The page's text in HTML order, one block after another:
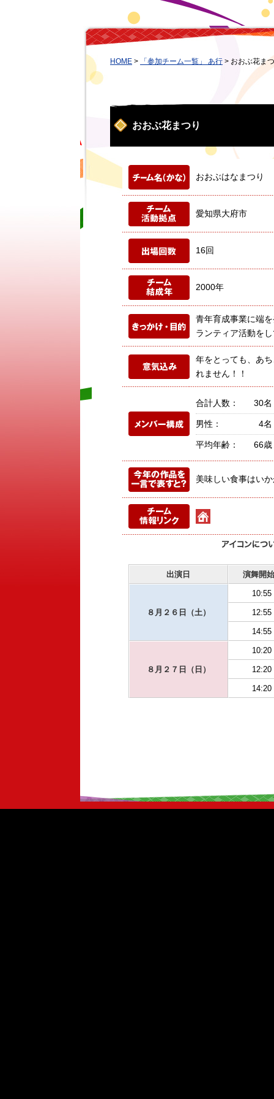
HOME > 「参加チーム一覧」 あ行 > おおぶ花ま
おおぶ花まつり
おおぶはなまつり
愛知県大府市
16回
2000年
青年育成事業に端
ランティア活動を
年をとっても、あ
れません！！
合計人数： 30名
男性： 4名
平均年齢： 66歳
美味しい食事はい
出演日 演舞開
８月２６日（土）
10:55
12:55
14:55
８月２７日（日）
10:20
12:20
14:20